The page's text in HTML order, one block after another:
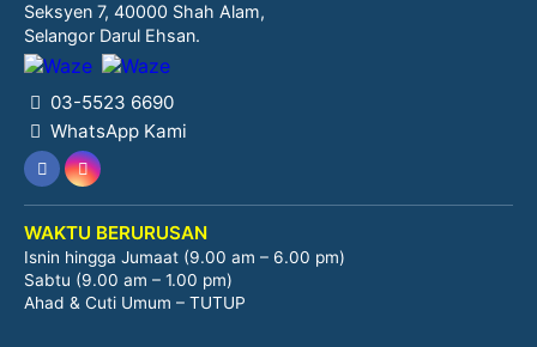
Seksyen 7, 40000 Shah Alam,
Selangor Darul Ehsan.
03-5523 6690
WhatsApp Kami
WAKTU BERURUSAN
Isnin hingga Jumaat (9.00 am – 6.00 pm)
Sabtu (9.00 am – 1.00 pm)
Ahad & Cuti Umum – TUTUP